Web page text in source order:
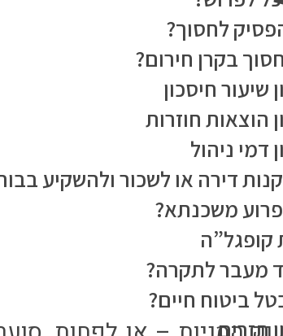
לחסוך?
בקרן חירום?
שיעור חיסכון
הוצאות חוזרות
דמי ניהול
דירה או לשכור ולהשקיע
משכנתא?
קופגל”ה
מעבר לתקרה?
ביטוח חיים?
תזרים